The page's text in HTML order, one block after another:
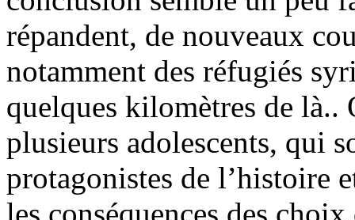
répandent, de nouveaux
notamment des réfugiés
quelques kilomètres de là..
plusieurs adolescents, qui
protagonistes de l’histoire